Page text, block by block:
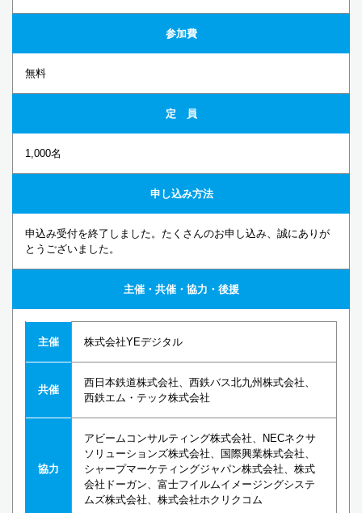
参加費
無料
定 員
1,000名
申し込み方法
申込み受付を終了しました。たくさんのお申し込み、誠にありが
とうございました。
主催・共催・協力・後援
主催 株式会社YEデジタル
共催
西日本鉄道株式会社、西鉄バス北九州株式会社、
西鉄エム・テック株式会社
協力
アビームコンサルティング株式会社、NECネクサ
ソリューションズ株式会社、国際興業株式会社、
シャープマーケティングジャパン株式会社、株式
会社ドーガン、富士フイルムイメージングシステ
ムズ株式会社、株式会社ホクリクコム